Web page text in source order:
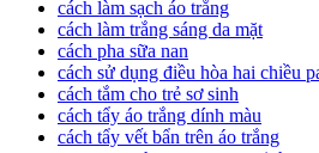
cách làm sạch áo trắng
cách làm trắng sáng da mặt
cách pha sữa nan
cách sử dụng điều hòa hai chiều
cách tắm cho trẻ sơ sinh
cách tẩy áo trắng dính màu
cách tẩy vết bẩn trên áo trắng